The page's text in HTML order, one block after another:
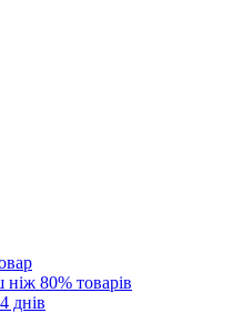
ніж 80% товарів
днів